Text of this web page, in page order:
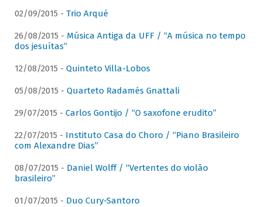
02/09/2015 - Trio Arqué
26/08/2015 - Música Antiga da UFF / “A música no tempo
dos jesuítas”
12/08/2015 - Quinteto Villa-Lobos
05/08/2015 - Quarteto Radamés Gnattali
29/07/2015 - Carlos Gontijo / “O saxofone erudito”
22/07/2015 - Instituto Casa do Choro / “Piano Brasileiro
com Alexandre Dias”
08/07/2015 - Daniel Wolff / “Vertentes do violão
brasileiro”
01/07/2015 - Duo Cury-Santoro